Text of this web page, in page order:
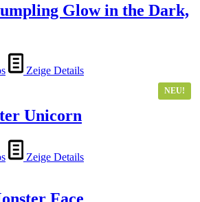
Glow in the Dark,
Zeige Details
NEU!
Unicorn
Zeige Details
Face